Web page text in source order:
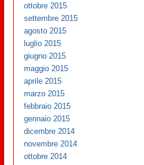
ottobre 2015
settembre 2015
agosto 2015
luglio 2015
giugno 2015
maggio 2015
aprile 2015
marzo 2015
febbraio 2015
gennaio 2015
dicembre 2014
novembre 2014
ottobre 2014